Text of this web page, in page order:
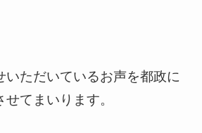
いただいているお声を都政に
てまいります。